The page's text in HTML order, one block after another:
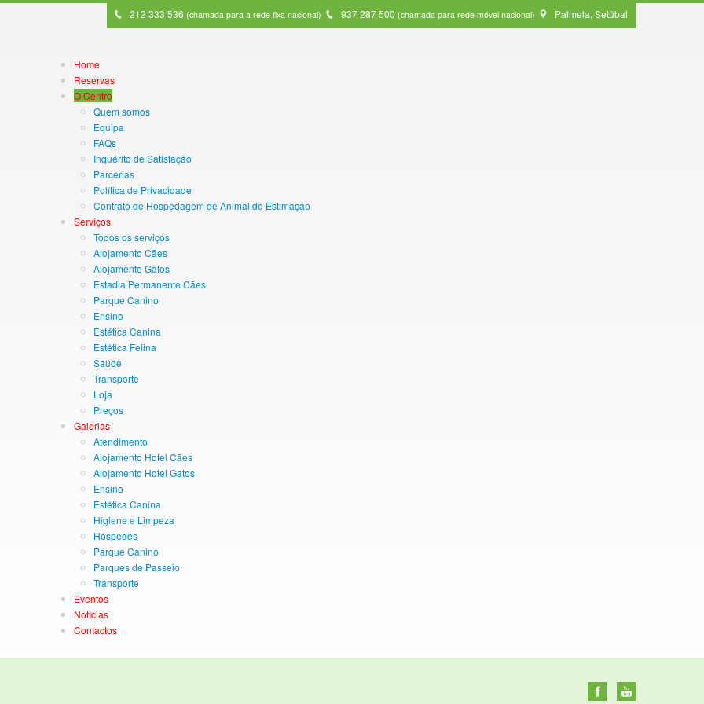
212 333 536 (chamada para a rede fixa nacional) 937 287 500 (chamada para rede móvel nacional) Palmela, Setúbal
Home
Reservas
O Centro
Quem somos
Equipa
FAQs
Inquérito de Satisfação
Parcerias
Política de Privacidade
Contrato de Hospedagem de Animal de Estimação
Serviços
Todos os serviços
Alojamento Cães
Alojamento Gatos
Estadia Permanente Cães
Parque Canino
Ensino
Estética Canina
Estética Felina
Saúde
Transporte
Loja
Preços
Galerias
Atendimento
Alojamento Hotel Cães
Alojamento Hotel Gatos
Ensino
Estética Canina
Higiene e Limpeza
Hóspedes
Parque Canino
Parques de Passeio
Transporte
Eventos
Noticias
Contactos